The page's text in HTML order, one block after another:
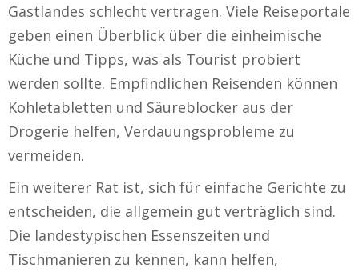
Gastlandes schlecht vertragen. Viele Reiseportale
geben einen Überblick über die einheimische
Küche und Tipps, was als Tourist probiert
werden sollte. Empfindlichen Reisenden können
Kohletabletten und Säureblocker aus der
Drogerie helfen, Verdauungsprobleme zu
vermeiden.
Ein weiterer Rat ist, sich für einfache Gerichte zu
entscheiden, die allgemein gut verträglich sind.
Die landestypischen Essenszeiten und
Tischmanieren zu kennen, kann helfen,